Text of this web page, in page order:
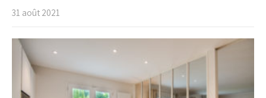
31 août 2021